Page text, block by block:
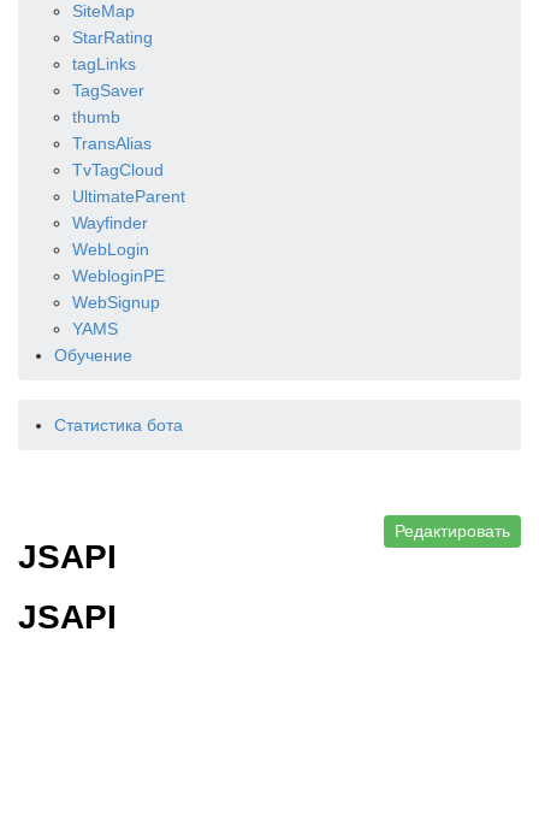
SiteMap
StarRating
tagLinks
TagSaver
thumb
TransAlias
TvTagCloud
UltimateParent
Wayfinder
WebLogin
WebloginPE
WebSignup
YAMS
Обучение
Статистика бота
Редактировать
JSAPI
JSAPI